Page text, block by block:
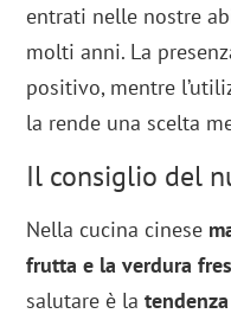
entrati nelle nostre
molti anni. La
positivo, mentre
la rende una scelta
Il consiglio del
Nella cucina cinese
frutta e la verdura
salutare è la